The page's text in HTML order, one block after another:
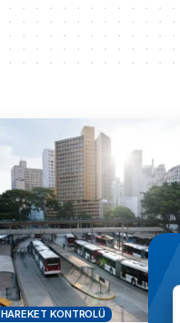
HAREKET KONTROLÜ